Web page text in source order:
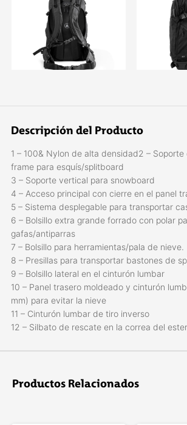
Descripción del Producto
1 – 100& Nylon de alta densidad2 –
frame para esquís/splitboard
3 – Soporte vertical para snowboard
4 – Acceso principal con cierre en el panel
5 – Sistema desplegable para transportar
6 – Bolsillo extra grande forrado con polar
gafas/antiparras
7 – Bolsillo para herramientas/pala de nieve.
8 – Presillas para transportar bastones de
9 – Bolsillo lateral en el cinturón lumbar
10 – Panel trasero moldeado y cinturón
mm) para evitar la nieve
11 – Cinturón lumbar de tiro inverso
12 – Silbato de rescate en la correa del
Productos Relacionados